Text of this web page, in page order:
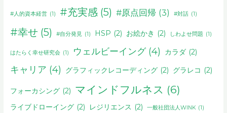
#人的資本経営 (1) #充実感 (5) #原点回帰 (3) #対話 (1)
#幸せ (5) #自分発見 (1) HSP (2) お絵かき (2) しわよせ問題 (1)
はたらく幸せ研究会 (1) ウェルビーイング (4) カラダ (2)
キャリア (4) グラフィックレコーディング (2) グラレコ (2)
フォーカシング (2) マインドフルネス (6)
ライブドローイング (2) レジリエンス (2) 一般社団法人WINK (1)